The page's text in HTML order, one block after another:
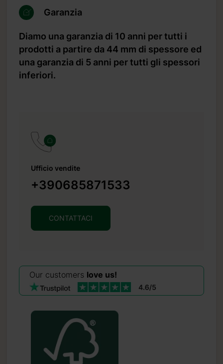
Garanzia
Diamo una garanzia di 10 anni per tutti i
prodotti a partire da 44 mm di spessore ed
una garanzia di 5 anni per tutti gli spessori
inferiori.
Ufficio vendite
+390685871533
CONTATTACI
Our customers love us!